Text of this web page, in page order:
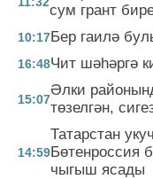
сум грант
10:17Бер гаилә
16:48Чит шәһәргә
15:07
Әлки
төзелгән,
14:59
Татарстан
Бөтенроссия
чыгыш ясады